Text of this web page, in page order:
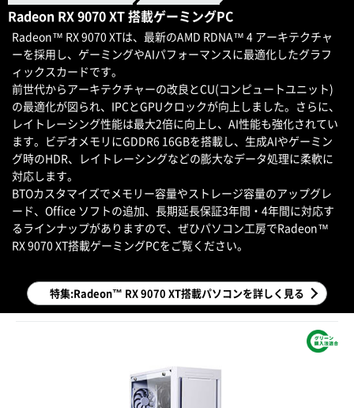
Radeon RX 9070 XT 搭載ゲーミングPC
Radeon™ RX 9070 XTは、最新のAMD RDNA™ 4 アーキテクチャ
ーを採用し、ゲーミングやAIパフォーマンスに最適化したグラフ
ィックスカードです。
前世代からアーキテクチャーの改良とCU(コンピュートユニット)
の最適化が図られ、IPCとGPUクロックが向上しました。さらに、
レイトレーシング性能は最大2倍に向上し、AI性能も強化されてい
ます。ビデオメモリにGDDR6 16GBを搭載し、生成AIやゲーミン
グ時のHDR、レイトレーシングなどの膨大なデータ処理に柔軟に
対応します。
BTOカスタマイズでメモリー容量やストレージ容量のアップグレ
ード、Office ソフトの追加、長期延長保証3年間・4年間に対応す
るラインナップがありますので、ぜひパソコン工房でRadeon™
RX 9070 XT搭載ゲーミングPCをご覧ください。
特集:Radeon™ RX 9070 XT搭載パソコンを詳しく見る